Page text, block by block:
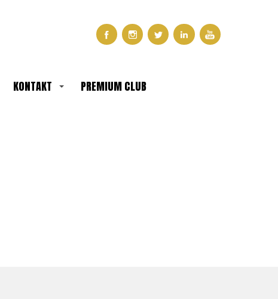
KONTAKT PREMIUM CLUB